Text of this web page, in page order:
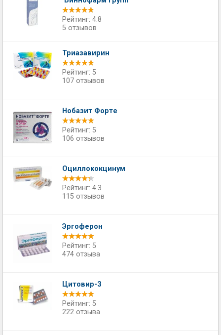
Рейтинг: 4.8
5 отзывов
Триазавирин
Рейтинг: 5
107 отзывов
Нобазит Форте
Рейтинг: 5
106 отзывов
Оциллококцинум
Рейтинг: 4.3
115 отзывов
Эргоферон
Рейтинг: 5
474 отзыва
Цитовир-3
Рейтинг: 5
222 отзыва